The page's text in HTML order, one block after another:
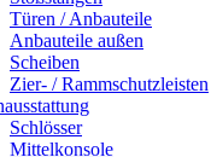
Türen / Anbauteile
Anbauteile außen
Scheiben
Zier- / Rammschutzleisten
Schlösser
Mittelkonsole